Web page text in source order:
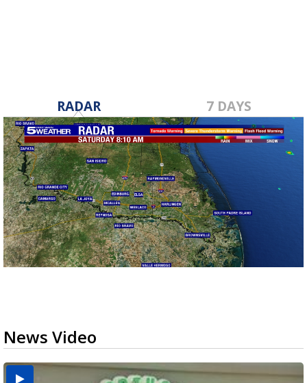
RADAR 7 DAYS
News Video